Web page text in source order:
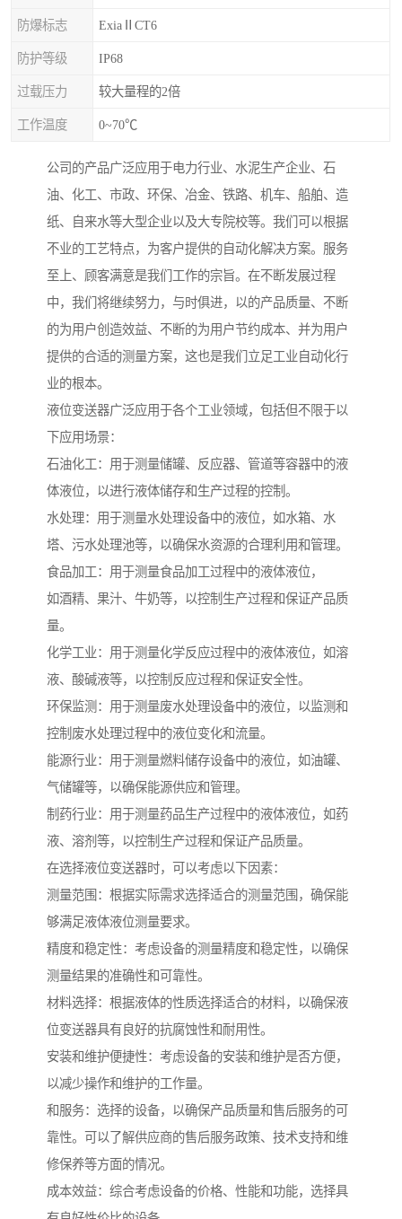
防爆标志 ExiaⅡCT6
防护等级 IP68
过载压力 较大量程的2倍
工作温度 0~70℃
公司的产品广泛应用于电力行业、水泥生产企业、石
油、化工、市政、环保、冶金、铁路、机车、船舶、造
纸、自来水等大型企业以及大专院校等。我们可以根据
不业的工艺特点，为客户提供的自动化解决方案。服务
至上、顾客满意是我们工作的宗旨。在不断发展过程
中，我们将继续努力，与时俱进，以的产品质量、不断
的为用户创造效益、不断的为用户节约成本、并为用户
提供的合适的测量方案，这也是我们立足工业自动化行
业的根本。
液位变送器广泛应用于各个工业领域，包括但不限于以
下应用场景：
石油化工：用于测量储罐、反应器、管道等容器中的液
体液位，以进行液体储存和生产过程的控制。
水处理：用于测量水处理设备中的液位，如水箱、水
塔、污水处理池等，以确保水资源的合理利用和管理。
食品加工：用于测量食品加工过程中的液体液位，
如酒精、果汁、牛奶等，以控制生产过程和保证产品质
量。
化学工业：用于测量化学反应过程中的液体液位，如溶
液、酸碱液等，以控制反应过程和保证安全性。
环保监测：用于测量废水处理设备中的液位，以监测和
控制废水处理过程中的液位变化和流量。
能源行业：用于测量燃料储存设备中的液位，如油罐、
气储罐等，以确保能源供应和管理。
制药行业：用于测量药品生产过程中的液体液位，如药
液、溶剂等，以控制生产过程和保证产品质量。
在选择液位变送器时，可以考虑以下因素：
测量范围：根据实际需求选择适合的测量范围，确保能
够满足液体液位测量要求。
精度和稳定性：考虑设备的测量精度和稳定性，以确保
测量结果的准确性和可靠性。
材料选择：根据液体的性质选择适合的材料，以确保液
位变送器具有良好的抗腐蚀性和耐用性。
安装和维护便捷性：考虑设备的安装和维护是否方便，
以减少操作和维护的工作量。
和服务：选择的设备，以确保产品质量和售后服务的可
靠性。可以了解供应商的售后服务政策、技术支持和维
修保养等方面的情况。
成本效益：综合考虑设备的价格、性能和功能，选择具